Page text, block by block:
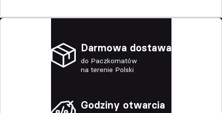
Darmowa dostawa
do Paczkomatów
na terenie Polski
Godziny otwarcia